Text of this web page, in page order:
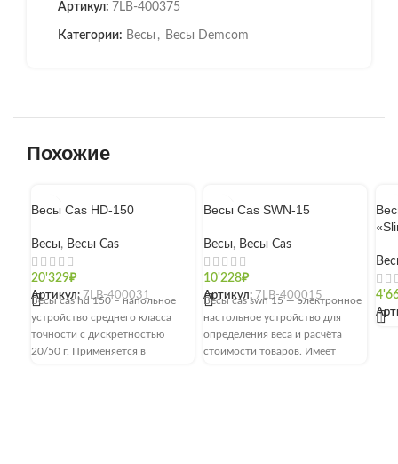
Артикул: 7LB-400375
Категории: Весы , Весы Demcom
Похожие
Весы Cas HD-150
Весы, Весы Cas
20'329₽
Артикул: 7LB-400031
Весы cas hd 150 – напольное
устройство среднего класса
точности с дискретностью
20/50 г. Применяется в
Весы Cas SWN-15
Весы, Весы Cas
10'228₽
Артикул: 7LB-400015
Весы cas swn 15 — электронное
настольное устройство для
определения веса и расчёта
стоимости товаров. Имеет
[]